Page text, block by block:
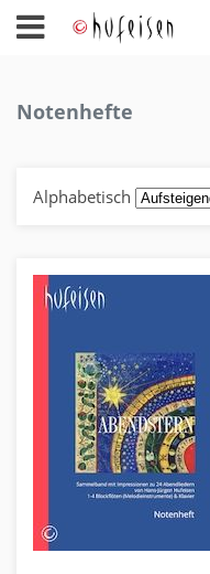
Notenhefte
Alphabetisch